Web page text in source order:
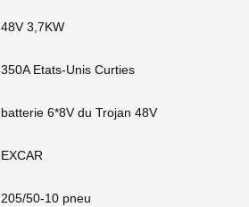
48V 3,7KW
350A Etats-Unis Curties
batterie 6*8V du Trojan 48V
EXCAR
205/50-10 pneu